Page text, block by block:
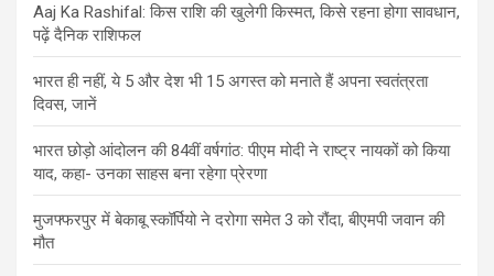
Aaj Ka Rashifal: किस राशि की खुलेगी किस्मत, किसे रहना होगा सावधान,
पढ़ें दैनिक राशिफल
भारत ही नहीं, ये 5 और देश भी 15 अगस्त को मनाते हैं अपना स्वतंत्रता
दिवस, जानें
भारत छोड़ो आंदोलन की 84वीं वर्षगांठ: पीएम मोदी ने राष्ट्र नायकों को किया
याद, कहा- उनका साहस बना रहेगा प्रेरणा
मुजफ्फरपुर में बेकाबू स्कॉर्पियो ने दरोगा समेत 3 को रौंदा, बीएमपी जवान की
मौत